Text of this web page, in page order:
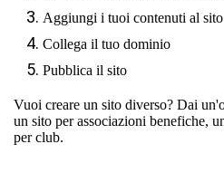
Aggiungi i tuoi contenuti al
Collega il tuo dominio
Pubblica il sito
Vuoi creare un sito diverso? Dai
un sito per associazioni benefiche,
per club.